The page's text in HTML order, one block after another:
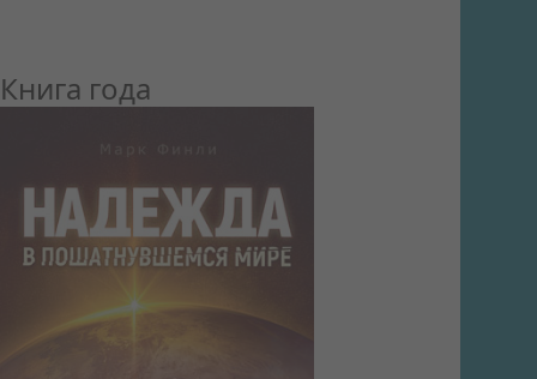
Книга года